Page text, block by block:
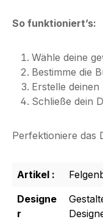
So funktioniert’s:
Wähle deine
Bestimme die
Erstelle
Schließe dein
Perfektioniere das
Artikel :
Designe
r